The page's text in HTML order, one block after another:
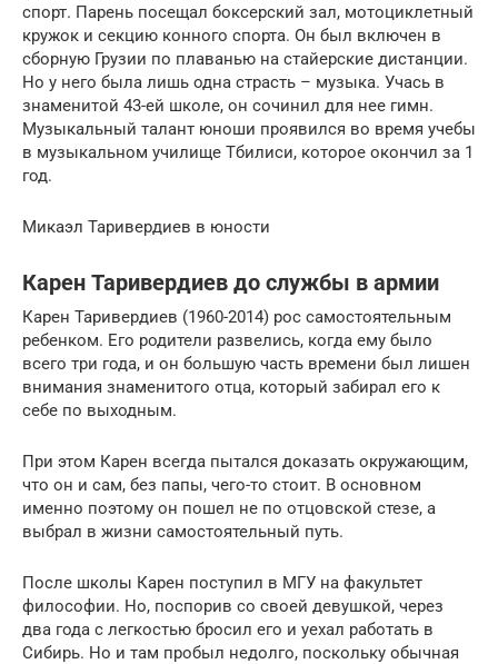
спорт. Парень посещал боксерский зал, мотоциклетный
кружок и секцию конного спорта. Он был включен в
сборную Грузии по плаванью на стайерские дистанции.
Но у него была лишь одна страсть – музыка. Учась в
знаменитой 43-ей школе, он сочинил для нее гимн.
Музыкальный талант юноши проявился во время учебы
в музыкальном училище Тбилиси, которое окончил за 1
год.
Микаэл Таривердиев в юности
Карен Таривердиев до службы в армии
Карен Таривердиев (1960-2014) рос самостоятельным
ребенком. Его родители развелись, когда ему было
всего три года, и он большую часть времени был лишен
внимания знаменитого отца, который забирал его к
себе по выходным.
При этом Карен всегда пытался доказать окружающим,
что он и сам, без папы, чего-то стоит. В основном
именно поэтому он пошел не по отцовской стезе, а
выбрал в жизни самостоятельный путь.
После школы Карен поступил в МГУ на факультет
философии. Но, поспорив со своей девушкой, через
два года с легкостью бросил его и уехал работать в
Сибирь. Но и там пробыл недолго, поскольку обычная